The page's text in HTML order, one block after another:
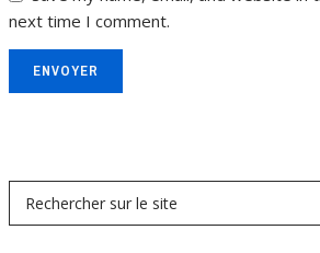
next time I comment.
ENVOYER